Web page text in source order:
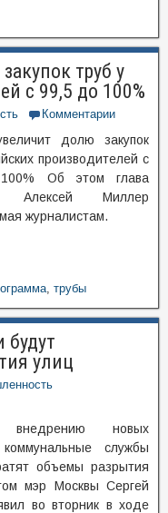
труб у
с 99,5 до 100%
Комментарии
долю закупок
производителей с
Об этом глава
Алексей Миллер
журналистам.
, трубы
улиц
внедрению новых
коммунальные службы
объемы разрытия
мэр Москвы Сергей
во вторник в ходе